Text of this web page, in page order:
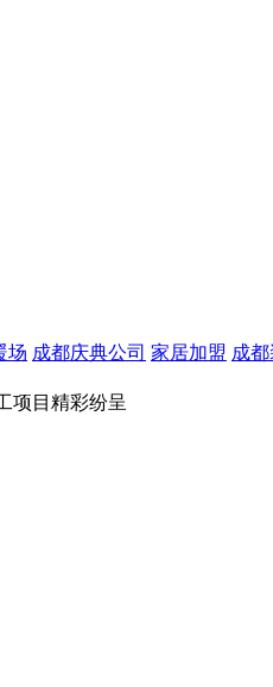
场 成都庆典公司 家居加盟 成
项目精彩纷呈